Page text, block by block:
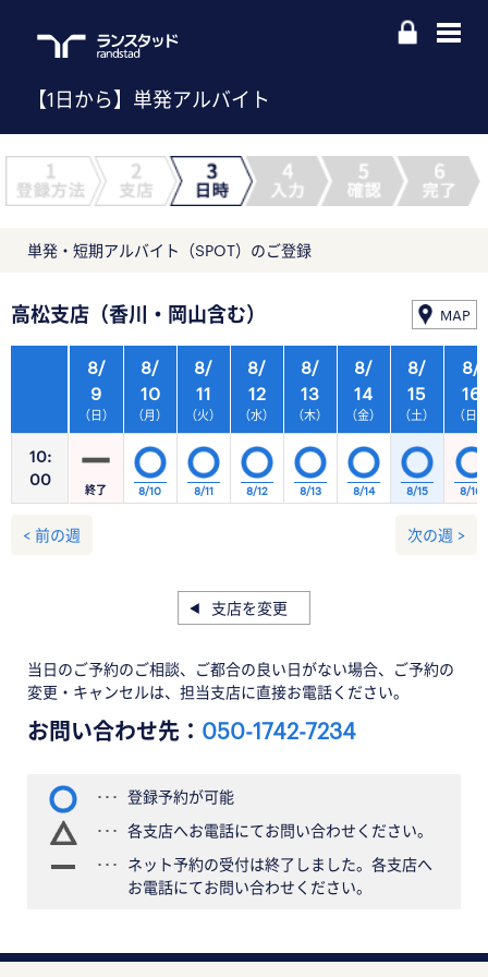
【1日から】単発アルバイト
単発・短期アルバイト（SPOT）のご登録
高松支店（香川・岡山含む） MAP
10:
00
8/
9
（日）
8/
10
（月）
8/
11
（火）
8/
12
（水）
8/
13
（木）
8/
14
（金）
8/
15
（土）
終了 8/10 8/11 8/12 8/13 8/14 8/15
8/
16
（日）
8/16
< 前の週 次の週 >
支店を変更
当日のご予約のご相談、ご都合の良い日がない場合、ご予約の
変更・キャンセルは、担当支店に直接お電話ください。
お問い合わせ先： 050-1742-7234
登録予約が可能
各支店へお電話にてお問い合わせください。
ネット予約の受付は終了しました。各支店へ
お電話にてお問い合わせください。